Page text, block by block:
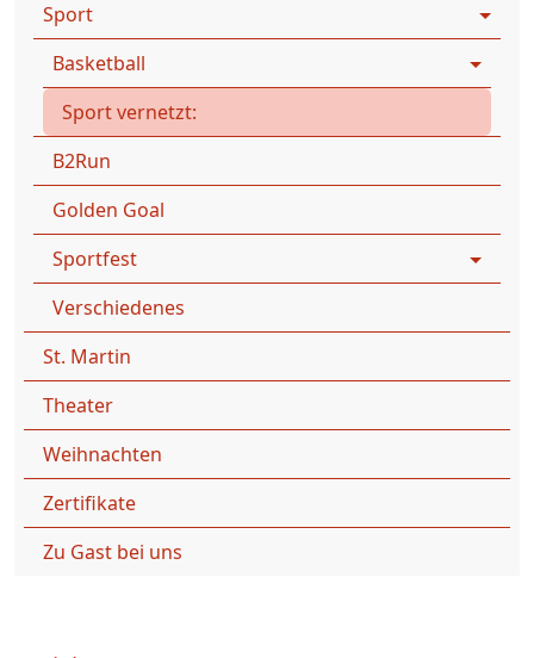
Sport
Basketball
Sport vernetzt:
B2Run
Golden Goal
Sportfest
Verschiedenes
St. Martin
Theater
Weihnachten
Zertifikate
Zu Gast bei uns